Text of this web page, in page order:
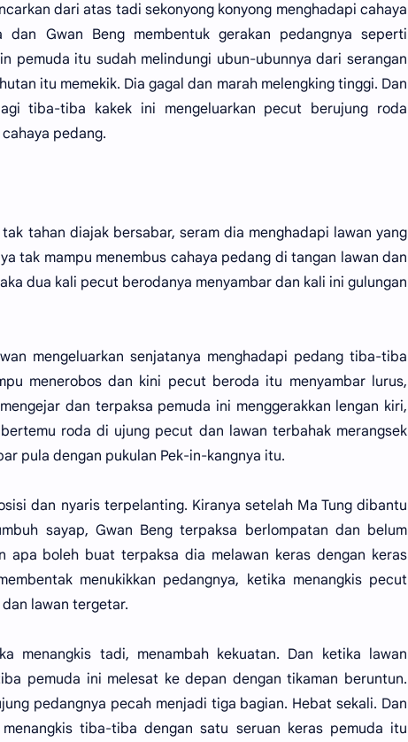
dari atas tadi sekonyong konyong menghadapi cahaya
dan Gwan Beng membentuk gerakan pedangnya seperti
pemuda itu sudah melindungi ubun-ubunnya dari serangan
itu memekik. Dia gagal dan marah melengking tinggi. Dan
tiba-tiba kakek ini mengeluarkan pecut berujung roda
pedang.
tahan diajak bersabar, seram dia menghadapi lawan yang
tak mampu menembus cahaya pedang di tangan lawan dan
dua kali pecut berodanya menyambar dan kali ini gulungan
mengeluarkan senjatanya menghadapi pedang tiba-tiba
menerobos dan kini pecut beroda itu menyambar lurus,
dan terpaksa pemuda ini menggerakkan lengan kiri,
roda di ujung pecut dan lawan terbahak merangsek
pula dengan pukulan Pek-in-kangnya itu.
dan nyaris terpelanting. Kiranya setelah Ma Tung dibantu
sayap, Gwan Beng terpaksa berlompatan dan belum
apa boleh buat terpaksa dia melawan keras dengan keras
menukikkan pedangnya, ketika menangkis pecut
lawan tergetar.
menangkis tadi, menambah kekuatan. Dan ketika lawan
pemuda ini melesat ke depan dengan tikaman beruntun.
pedangnya pecah menjadi tiga bagian. Hebat sekali. Dan
tiba-tiba dengan satu seruan keras pemuda itu